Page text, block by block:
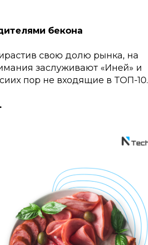
бекона
свою долю рынка, на
заслуживают «Иней» и
пор не входящие в ТОП-10.